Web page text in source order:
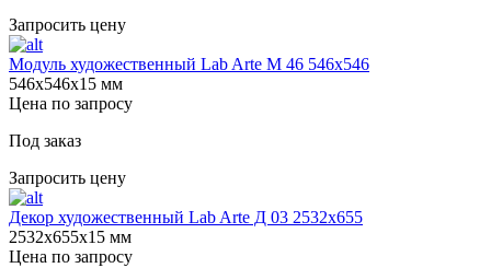
Запросить цену
Модуль художественный Lab Arte М 46 546х546
546х546х15 мм
Цена по запросу
Под заказ
Запросить цену
Декор художественный Lab Arte Д 03 2532x655
2532х655х15 мм
Цена по запросу